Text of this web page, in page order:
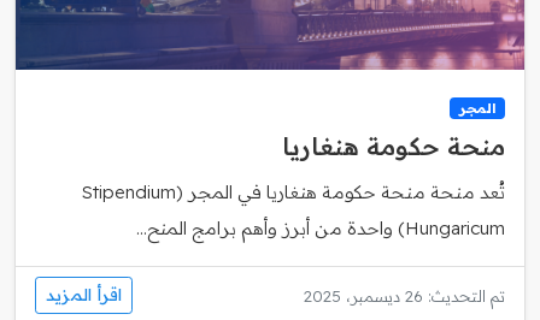
المجر
منحة حكومة هنغاريا
تُعد منحة منحة حكومة هنغاريا في المجر (Stipendium
Hungaricum) واحدة من أبرز وأهم برامج المنح...
تم التحديث: 26 ديسمبر، 2025 اقرأ المزيد